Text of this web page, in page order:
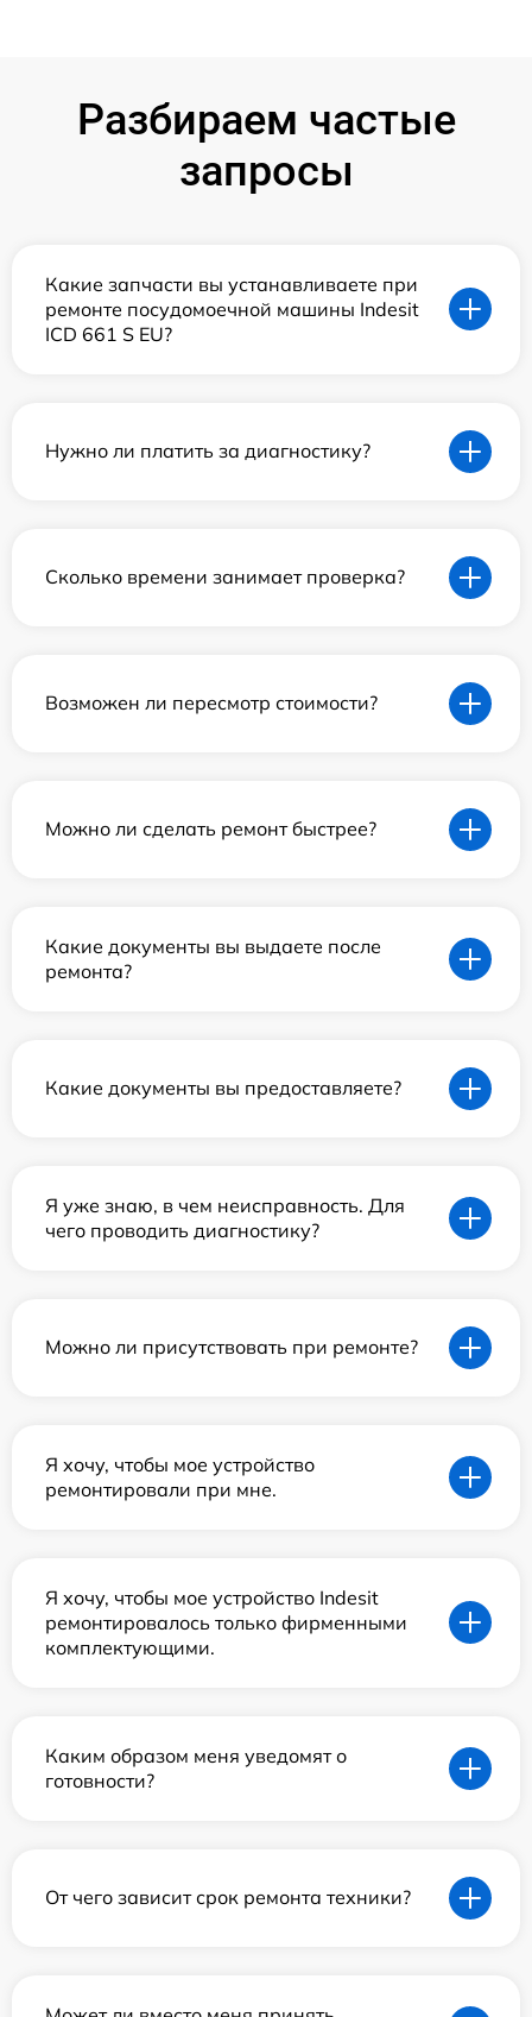
Разбираем частые
запросы
Какие запчасти вы устанавливаете при
ремонте посудомоечной машины Indesit
ICD 661 S EU?
Нужно ли платить за диагностику?
Сколько времени занимает проверка?
Возможен ли пересмотр стоимости?
Можно ли сделать ремонт быстрее?
Какие документы вы выдаете после
ремонта?
Какие документы вы предоставляете?
Я уже знаю, в чем неисправность. Для
чего проводить диагностику?
Можно ли присутствовать при ремонте?
Я хочу, чтобы мое устройство
ремонтировали при мне.
Я хочу, чтобы мое устройство Indesit
ремонтировалось только фирменными
комплектующими.
Каким образом меня уведомят о
готовности?
От чего зависит срок ремонта техники?